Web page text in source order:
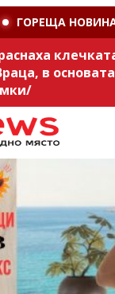
ГОРЕЩА
в